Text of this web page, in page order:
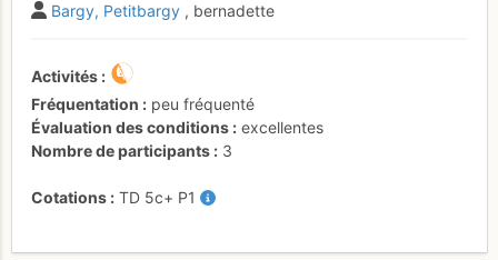
Bargy Petitbargy , bernadette
Activités
Fréquentation
peu fréquenté
Évaluation des conditions
excellentes
Nombre de participants
3
Cotations TD 5c+ P1